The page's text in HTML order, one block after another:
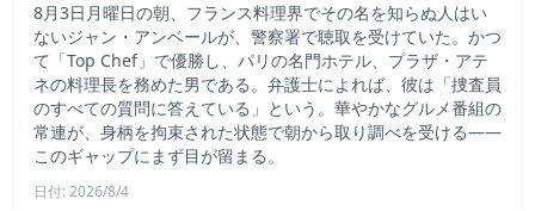
8月3日月曜日の朝、フランス料理界でその名を知らぬ人はい
ないジャン・アンベールが、警察署で聴取を受けていた。かつ
て「Top Chef」で優勝し、パリの名門ホテル、プラザ・アテ
ネの料理長を務めた男である。弁護士によれば、彼は「捜査員
のすべての質問に答えている」という。華やかなグルメ番組の
常連が、身柄を拘束された状態で朝から取り調べを受ける――
このギャップにまず目が留まる。
日付: 2026/8/4